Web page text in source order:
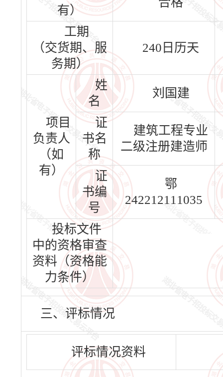
有）
工期
（交货期、服
务期）
240日历天
项目
负责人
（如
有）
姓
名
刘国建
证
书名
称
建筑工程专业
二级注册建造师
证
书编
号
鄂
242212111035
投标文件
中的资格审查
资料（资格能
力条件）
三、评标情况
评标情况资料